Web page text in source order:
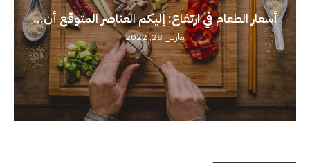
أسعار الطعام في ارتفاع: إليكم العناصر المتوقع أن...
مارس 28, 2022